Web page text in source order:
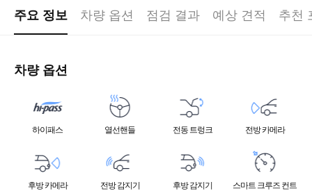
주요 정보 차량 옵션 점검 결과 예상 견적 추천
차량 옵션
하이패스 열선핸들 전동 트렁크 전방 카메라
후방 카메라 전방 감지기 후방 감지기
스마트 크루즈 컨트